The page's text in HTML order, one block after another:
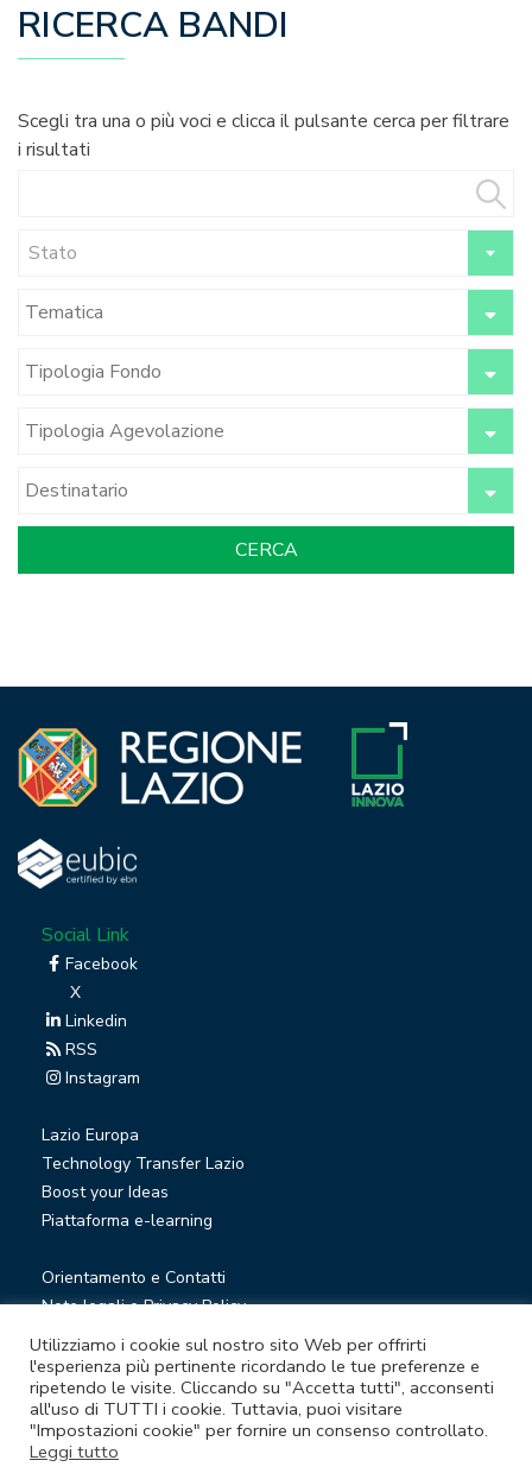
RICERCA BANDI
Scegli tra una o più voci e clicca il pulsante cerca per filtrare
i risultati
Stato
Social Link
Facebook
X
Linkedin
RSS
Instagram
Lazio Europa
Technology Transfer Lazio
Boost your Ideas
Piattaforma e-learning
Orientamento e Contatti
Note legali e Privacy Policy
Privacy Newsletter
Società trasparente
Whistleblowing
© Lazio Innova S.p.A. società soggetta a direzione e
Utilizziamo i cookie sul nostro sito Web per offrirti
l'esperienza più pertinente ricordando le tue preferenze e
ripetendo le visite. Cliccando su "Accetta tutti", acconsenti
all'uso di TUTTI i cookie. Tuttavia, puoi visitare
"Impostazioni cookie" per fornire un consenso controllato.
Leggi tutto